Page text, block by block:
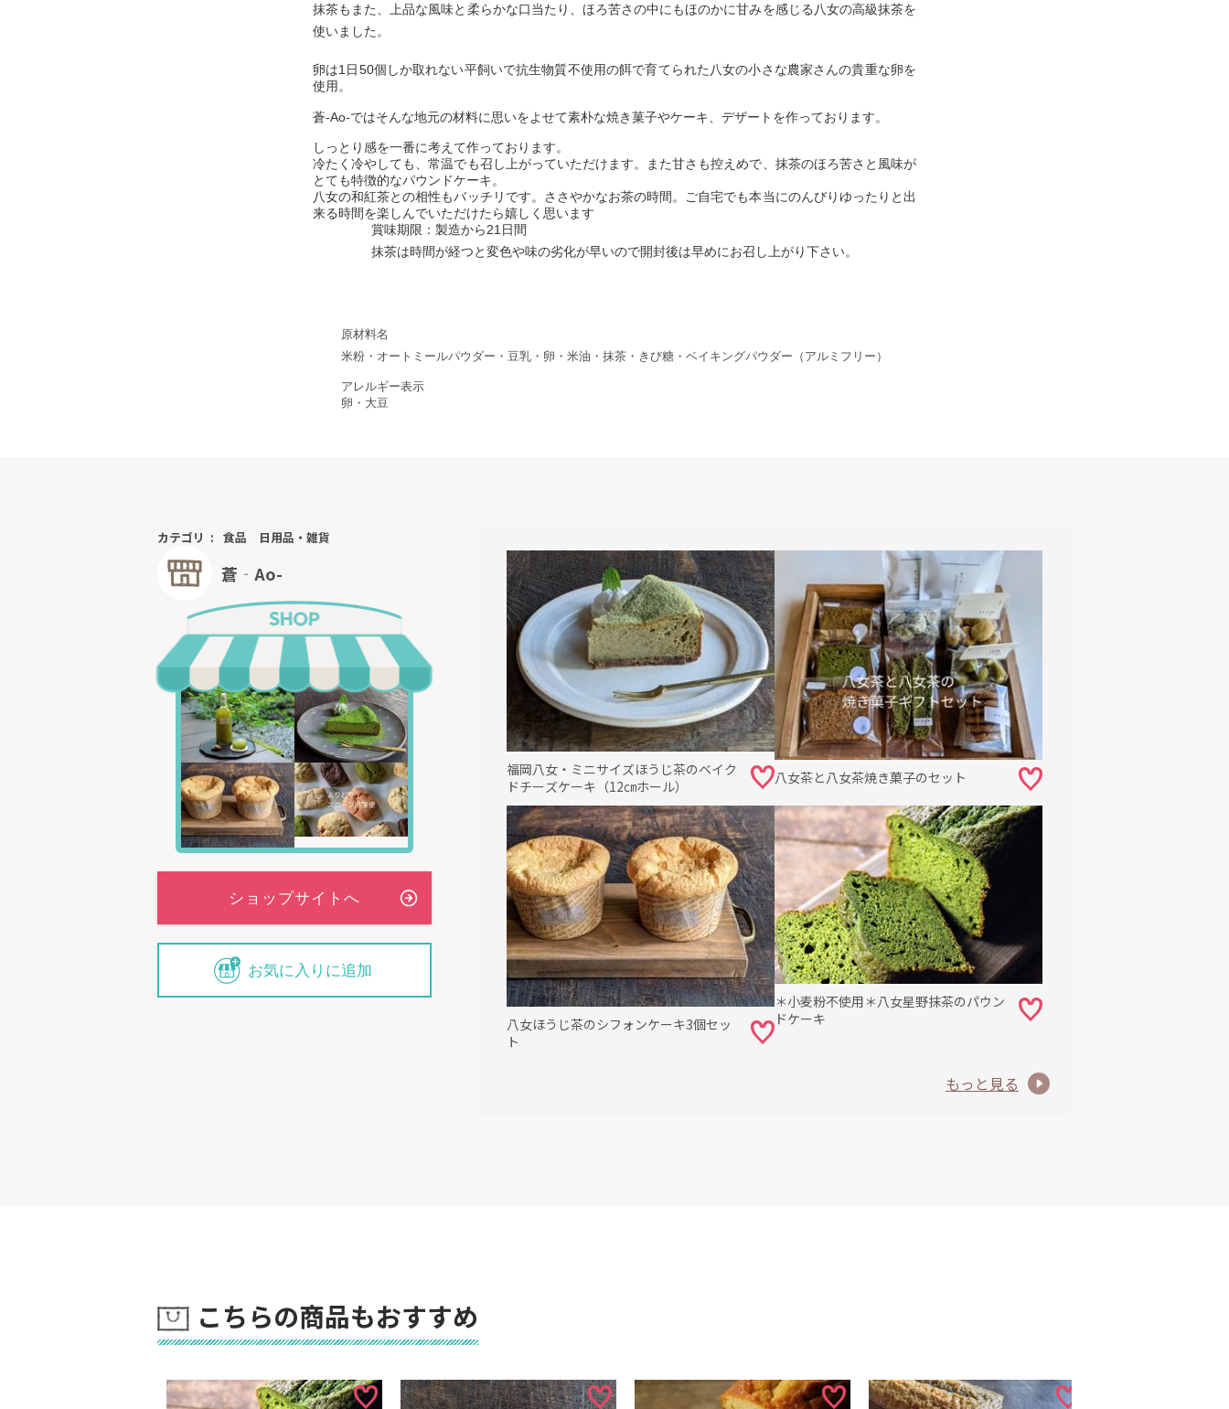
抹茶もまた、上品な風味と柔らかな口当たり、ほろ苦さの中にもほのかに甘みを感じる八女の高級抹茶を
使いました。
卵は1日50個しか取れない平飼いで抗生物質不使用の餌で育てられた八女の小さな農家さんの貴重な卵を
使用。
蒼‐Ao‐ではそんな地元の材料に思いをよせて素朴な焼き菓子やケーキ、デザートを作っております。
しっとり感を一番に考えて作っております。
冷たく冷やしても、常温でも召し上がっていただけます。また甘さも控えめで、抹茶のほろ苦さと風味が
とても特徴的なパウンドケーキ。
八女の和紅茶との相性もバッチリです。ささやかなお茶の時間。ご自宅でも本当にのんびりゆったりと出
来る時間を楽しんでいただけたら嬉しく思います
賞味期限：製造から21日間
抹茶は時間が経つと変色や味の劣化が早いので開封後は早めにお召し上がり下さい。
原材料名
米粉・オートミールパウダー・豆乳・卵・米油・抹茶・きび糖・ベイキングパウダー（アルミフリー）
アレルギー表示
卵・大豆
カテゴリ 食品 日用品・雑貨
蒼‐Ao-
お気に入りに追加
福岡八女・ミニサイズほうじ茶のベイク
ドチーズケーキ（12㎝ホール）
八女茶と八女茶焼き菓子のセット
八女ほうじ茶のシフォンケーキ3個セッ
ト
＊小麦粉不使用＊八女星野抹茶のパウン
ドケーキ
もっと見る
こちらの商品もおすすめ